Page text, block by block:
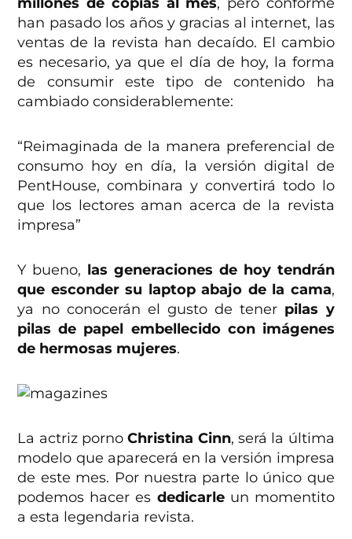
han pasado los años y gracias al internet, las
ventas de la revista han decaído. El cambio
es necesario, ya que el día de hoy, la forma
de consumir este tipo de contenido ha
cambiado considerablemente:
“Reimaginada de la manera preferencial de
consumo hoy en día, la versión digital de
PentHouse, combinara y convertirá todo lo
que los lectores aman acerca de la revista
impresa”
Y bueno, las generaciones de hoy tendrán
que esconder su laptop abajo de la cama,
ya no conocerán el gusto de tener pilas y
pilas de papel embellecido con imágenes
de hermosas mujeres.
La actriz pornoChristina Cinn, será la última
modelo que aparecerá en la versión impresa
de este mes. Por nuestra parte lo único que
podemos hacer es dedicarleun momentito
a esta legendaria revista.